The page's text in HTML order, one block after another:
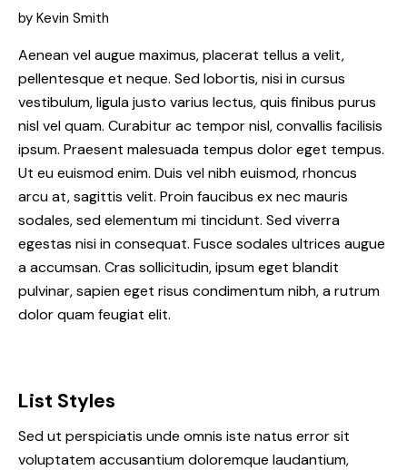
by Kevin Smith
Aenean vel augue maximus, placerat tellus a velit,
pellentesque et neque. Sed lobortis, nisi in cursus
vestibulum, ligula justo varius lectus, quis finibus purus
nisl vel quam. Curabitur ac tempor nisl, convallis facilisis
ipsum. Praesent malesuada tempus dolor eget tempus.
Ut eu euismod enim. Duis vel nibh euismod, rhoncus
arcu at, sagittis velit. Proin faucibus ex nec mauris
sodales, sed elementum mi tincidunt. Sed viverra
egestas nisi in consequat. Fusce sodales ultrices augue
a accumsan. Cras sollicitudin, ipsum eget blandit
pulvinar, sapien eget risus condimentum nibh, a rutrum
dolor quam feugiat elit.
List Styles
Sed ut perspiciatis unde omnis iste natus error sit
voluptatem accusantium doloremque laudantium,